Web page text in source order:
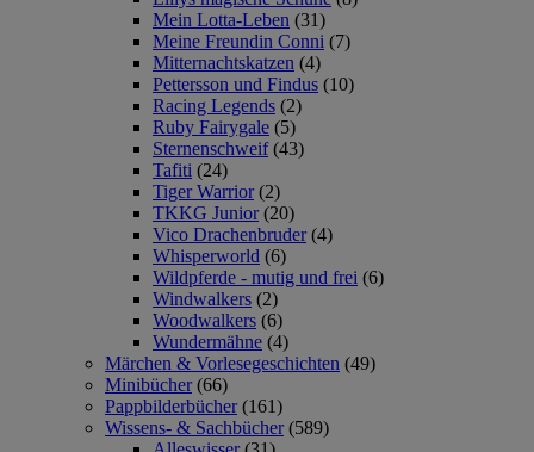
Mein Lotta-Leben (31)
Meine Freundin Conni (7)
Mitternachtskatzen (4)
Pettersson und Findus (10)
Racing Legends (2)
Ruby Fairygale (5)
Sternenschweif (43)
Tafiti (24)
Tiger Warrior (2)
TKKG Junior (20)
Vico Drachenbruder (4)
Whisperworld (6)
Wildpferde - mutig und frei (6)
Windwalkers (2)
Woodwalkers (6)
Wundermähne (4)
Märchen & Vorlesegeschichten (49)
Minibücher (66)
Pappbilderbücher (161)
Wissens- & Sachbücher (589)